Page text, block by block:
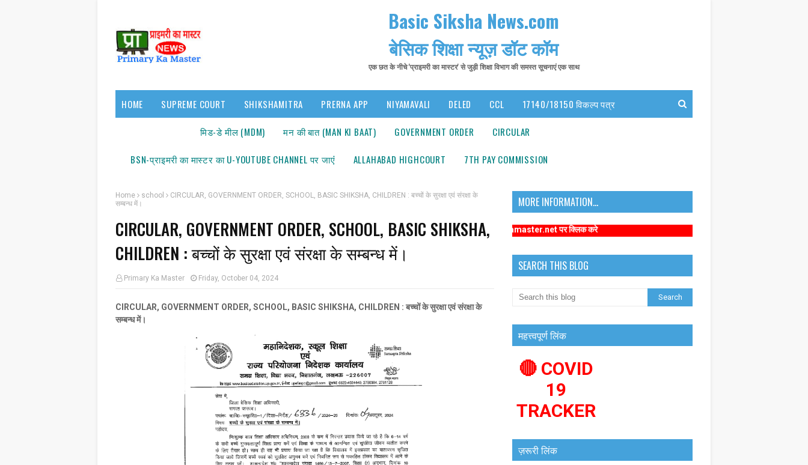
Basic Siksha News.com
बेसिक शिक्षा न्यूज़ डॉट कॉम
एक छत के नीचे 'प्राइमरी का मास्टर' से जुड़ी शिक्षा विभाग की समस्त सूचनाएं एक साथ
HOME SUPREME COURT SHIKSHAMITRA PRERNA APP NIYAMAVALI DELED CCL 17140/18150 विकल्प पत्र
मिड-डे मील (MDM) मन की बात (MAN KI BAAT) GOVERNMENT ORDER CIRCULAR
BSN-प्राइमरी का मास्टर का U-YOUTUBE CHANNEL पर जाएंं ALLAHABAD HIGHCOURT 7TH PAY COMMISSION
Home school
CIRCULAR, GOVERNMENT ORDER, SCHOOL, BASIC SHIKSHA, CHILDREN : बच्चों के सुरक्षा एवं संरक्षा के
सम्बन्ध में।
CIRCULAR, GOVERNMENT ORDER, SCHOOL, BASIC SHIKSHA,
CHILDREN : बच्चों के सुरक्षा एवं संरक्षा के सम्बन्ध में।
Primary Ka Master Friday, October 04, 2024
CIRCULAR, GOVERNMENT ORDER, SCHOOL, BASIC SHIKSHA, CHILDREN : बच्चों के सुरक्षा एवं संरक्षा के
सम्बन्ध में।
MORE INFORMATION...
सूचना: अधिक संबंधित समाचारों के लिए कृपया https://www.primarykamaster.net पर क्लिक करे
SEARCH THIS BLOG
महत्त्वपूर्ण लिंक
🔴 COVID
19
TRACKER
ज़रूरी लिंक